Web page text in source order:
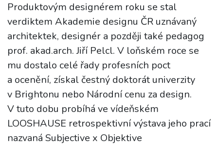
Produktovým designérem roku se stal
verdiktem Akademie designu ČR uznávaný
architektek, designér a později také pedagog
prof. akad.arch. Jiří Pelcl. V loňském roce se
mu dostalo celé řady profesních poct
a ocenění, získal čestný doktorát univerzity
v Brightonu nebo Národní cenu za design.
V tuto dobu probíhá ve vídeňském
LOOSHAUSE retrospektivní výstava jeho prací
nazvaná Subjective x Objektive